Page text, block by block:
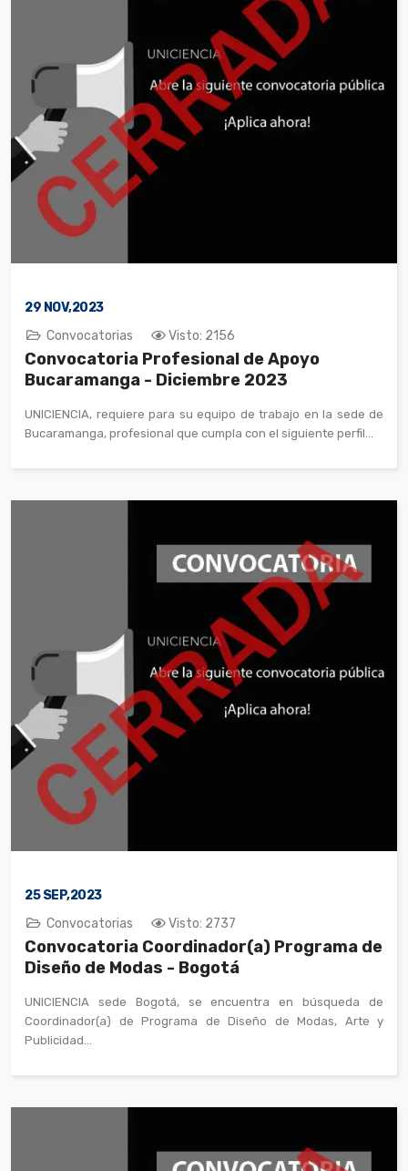
29 NOV,2023
Convocatorias
Visto: 2156
Convocatoria Profesional de Apoyo
Bucaramanga - Diciembre 2023
UNICIENCIA, requiere para su equipo de trabajo en la sede de
Bucaramanga, profesional que cumpla con el siguiente perfil...
25SEP,2023
Convocatorias
Visto: 2737
Convocatoria Coordinador(a) Programa de
Diseño de Modas - Bogotá
UNICIENCIA sede Bogotá, se encuentra en búsqueda de
Coordinador(a) de Programa de Diseño de Modas, Arte y
Publicidad...